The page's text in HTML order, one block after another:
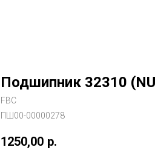
Подшипник 32310
FBC
ПШ00-00000278
1250,00 р.